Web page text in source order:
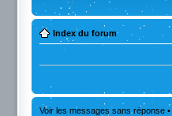
Index du forum
Voir les messages sans réponse •